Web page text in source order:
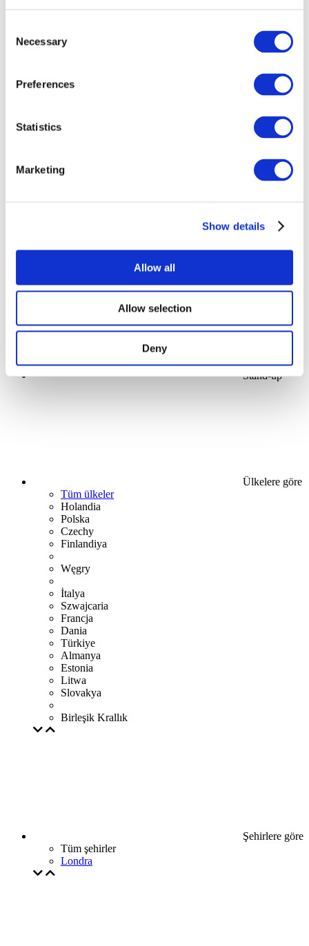
Selection
Necessary
Preferences
Statistics
Marketing
Show details
Allow all
Allow selection
Deny
Etkinlikler
Konserler
Stand-up
Ülkelere göre
Tüm ülkeler
Holandia
Polska
Czechy
Finlandiya
Węgry
İtalya
Szwajcaria
Francja
Dania
Türkiye
Almanya
Estonia
Litwa
Slovakya
Birleşik Krallık
Şehirlere göre
Tüm şehirler
Londra